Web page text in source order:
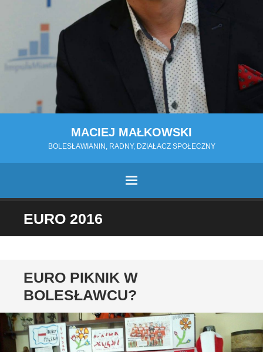
MACIEJ MAŁKOWSKI
BOLESŁAWIANIN, RADNY, DZIAŁACZ SPOŁECZNY
MENU
PRZESKOCZ
EURO 2016
EURO PIKNIK W
BOLESŁAWCU?